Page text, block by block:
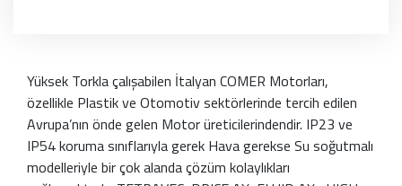
Yüksek Torkla çalışabilen İtalyan COMER Motorları,
özellikle Plastik ve Otomotiv sektörlerinde tercih edilen
Avrupa’nın önde gelen Motor üreticilerindendir. IP23 ve
IP54 koruma sınıflarıyla gerek Hava gerekse Su soğutmalı
modelleriyle bir çok alanda çözüm kolaylıkları